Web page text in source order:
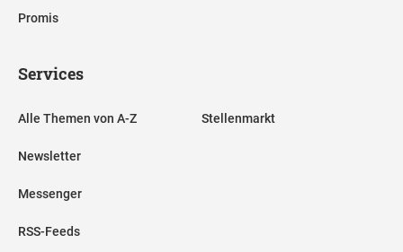
Promis
Services
Alle Themen von A-Z
Newsletter
Messenger
RSS-Feeds
Stellenmarkt